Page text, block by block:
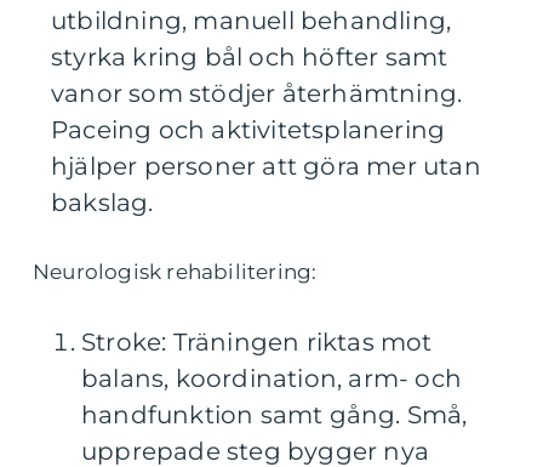
utbildning, manuell behandling,
styrka kring bål och höfter samt
vanor som stödjer återhämtning.
Paceing och aktivitetsplanering
hjälper personer att göra mer utan
bakslag.
Neurologisk rehabilitering:
Stroke: Träningen riktas mot
balans, koordination, arm- och
handfunktion samt gång. Små,
upprepade steg bygger nya